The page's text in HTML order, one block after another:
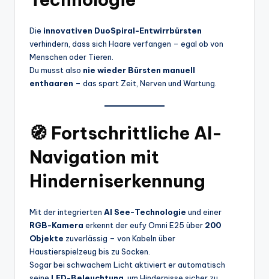
Die innovativen DuoSpiral-Entwirrbürsten
verhindern, dass sich Haare verfangen – egal ob von
Menschen oder Tieren.
Du musst also nie wieder Bürsten manuell
enthaaren – das spart Zeit, Nerven und Wartung.
🧭 Fortschrittliche AI-
Navigation mit
Hinderniserkennung
Mit der integrierten AI See-Technologie und einer
RGB-Kamera erkennt der eufy Omni E25 über 200
Objekte zuverlässig – von Kabeln über
Haustierspielzeug bis zu Socken.
Sogar bei schwachem Licht aktiviert er automatisch